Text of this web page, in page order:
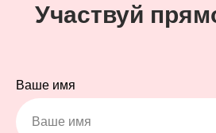
Участвуй
Ваше имя